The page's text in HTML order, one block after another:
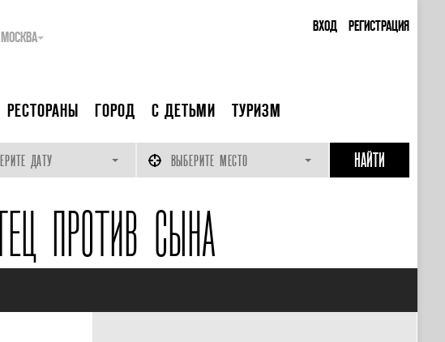
ВХОД РЕГИСТРАЦИЯ
МОСКВА
РЕСТОРАНЫ ГОРОД С ДЕТЬМИ ТУРИЗМ
ДАТУ ВЫБЕРИТЕ МЕСТО
ПРОТИВ СЫНА